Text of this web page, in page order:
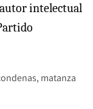
intelectual
matanza